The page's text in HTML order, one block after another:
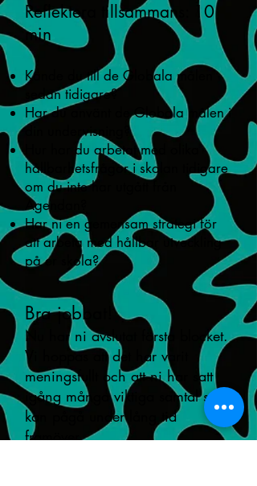
Reflektera tillsammans: 10
min
Kände du till de Globala målen
sedan tidigare?
Har du använt de Globala målen i
din undervisning?
Hur har du arbetat med olika
hållbarhetsfrågor i skolan tidigare
om du inte har utgått från
Agendan?
Har ni en gemensam strategi för
att arbeta med hållbar utveckling
på er skola?
Bra jobbat!
Nu har ni avslutat första blocket.
Vi hoppas att det har varit
meningsfullt och att ni har satt
igång många viktiga samtal som
kan pågå under lång tid
framöver.